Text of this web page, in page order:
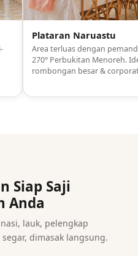
Plataran Naruastu
Area terluas dengan
270° Perbukitan Menoreh.
rombongan besar &
Siap Saji
Anda
lauk, pelengkap
dimasak langsung.